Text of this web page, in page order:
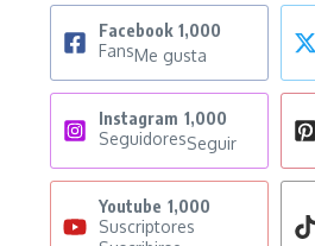
Facebook 1,000
FansMe gusta
Instagram 1,000
SeguidoresSeguir
Youtube 1,000
Suscriptores